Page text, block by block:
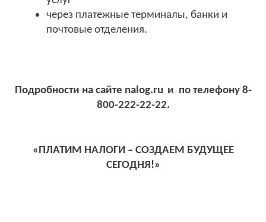
через платежные терминалы, банки и
почтовые отделения.
Подробности на сайте nalog.ru и по телефону 8-
800-222-22-22.
«ПЛАТИМ НАЛОГИ – СОЗДАЕМ БУДУЩЕЕ
СЕГОДНЯ!»